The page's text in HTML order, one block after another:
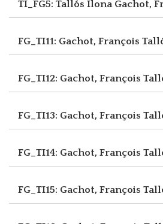
TI_FG5: Tallós Ilona Gachot,
FG_TI11: Gachot, François
FG_TI12: Gachot, François
FG_TI13: Gachot, François
FG_TI14: Gachot, François
FG_TI15: Gachot, François